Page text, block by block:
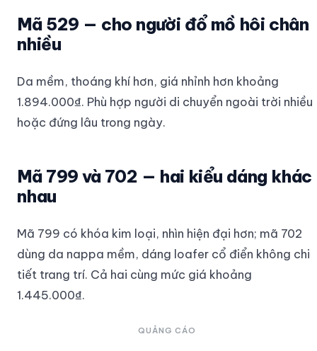
Mã 529 — cho người đổ mồ hôi chân
nhiều
Da mềm, thoáng khí hơn, giá nhỉnh hơn khoảng
1.894.000₫. Phù hợp người di chuyển ngoài trời nhiều
hoặc đứng lâu trong ngày.
Mã 799 và 702 — hai kiểu dáng khác
nhau
Mã 799 có khóa kim loại, nhìn hiện đại hơn; mã 702
dùng da nappa mềm, dáng loafer cổ điển không chi
tiết trang trí. Cả hai cùng mức giá khoảng
1.445.000₫.
QUẢNG CÁO